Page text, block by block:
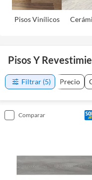
Pisos Viní­licos
Pisos Y
Filtrar (5) Precio
comparar